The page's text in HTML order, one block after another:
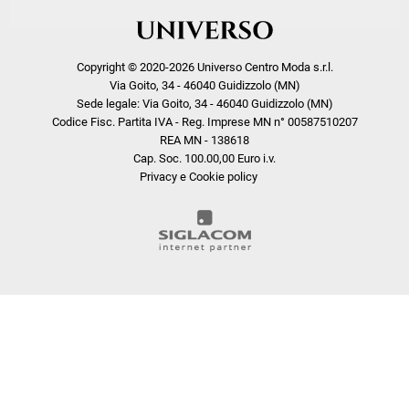
Copyright © 2020-2026 Universo Centro Moda s.r.l.
Via Goito, 34 - 46040 Guidizzolo (MN)
Sede legale: Via Goito, 34 - 46040 Guidizzolo (MN)
Codice Fisc. Partita IVA - Reg. Imprese MN n° 00587510207
REA MN - 138618
Cap. Soc. 100.00,00 Euro i.v.
Privacy e Cookie policy